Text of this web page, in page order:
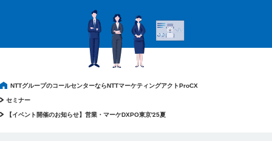
NTTグループのコールセンターならNTTマーケティングアクトProCX
セミナー
【イベント開催のお知らせ】営業・マーケDXPO東京'25夏